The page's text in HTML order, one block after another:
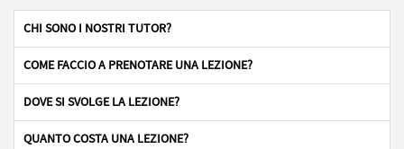
CHI SONO I NOSTRI TUTOR?
COME FACCIO A PRENOTARE UNA LEZIONE?
DOVE SI SVOLGE LA LEZIONE?
QUANTO COSTA UNA LEZIONE?